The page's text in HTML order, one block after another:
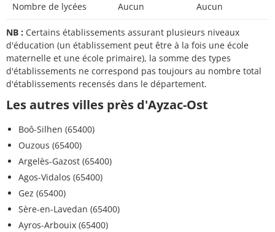
Nombre de lycées Aucun Aucun
NB : Certains établissements assurant plusieurs niveaux
d'éducation (un établissement peut être à la fois une école
maternelle et une école primaire), la somme des types
d'établissements ne correspond pas toujours au nombre total
d'établissements recensés dans le département.
Les autres villes près d'Ayzac-Ost
Boô-Silhen (65400)
Ouzous (65400)
Argelès-Gazost (65400)
Agos-Vidalos (65400)
Gez (65400)
Sère-en-Lavedan (65400)
Ayros-Arbouix (65400)